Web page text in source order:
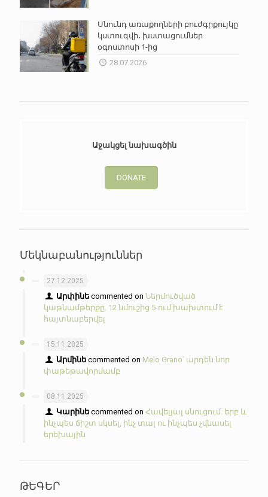
Սնունդ առաքողների բուժգրքույկը
կստուգվի․ խստացումներ
օգոստոսի 1-ից
28.07.2026
Աջակցել նախագծին
DONATE
Մեկնաբանություններ
27.12.2025
Արփինե commented onՆերմուծված
կաթնամթերքը. 12 նմուշից 5-ում խախտում է
հայտնաբերվել
15.11.2025
Արմինե commented on Melo Grano՝ արդեն նոր
փաթեթավորմամբ
08.11.2025
Կարինե commented onՀավելյալ սնուցում. երբ և
ինչպես ճիշտ սկսել, ինչ տալ ու ինչպես չվնասել
երեխային
ԹԵԳԵՐ